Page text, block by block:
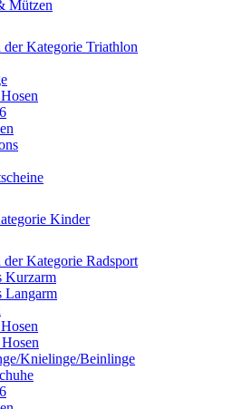
Kinder
Kategorie Radsport
Langarm
Knielinge/Beinlinge